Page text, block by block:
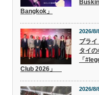
Bangkok」
2026/8/
ブライ
タイ
「
Club 2026」
2026/8/